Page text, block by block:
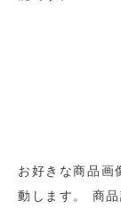
お好きな商品画
動します。 商